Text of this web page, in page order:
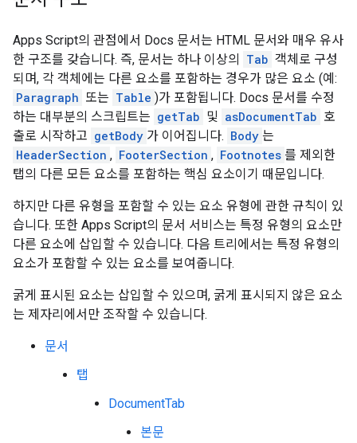
Apps Script의 관점에서 Docs 문서는 HTML 문서와 매우 유사
한 구조를 갖습니다. 즉, 문서는 하나 이상의
Tab 객체로 구성
되며, 각 객체에는 다른 요소를 포함하는 경우가 많은 요소 (예:
Paragraph 또는 Table )가 포함됩니다. Docs 문서를 수정
하는 대부분의 스크립트는 getTab 및 asDocumentTab 호
출로 시작하고 getBody 가 이어집니다. Body 는
HeaderSection , FooterSection , Footnotes 를 제외한
탭의 다른 모든 요소를 포함하는 핵심 요소이기 때문입니다.
하지만 다른 유형을 포함할 수 있는 요소 유형에 관한 규칙이 있
습니다. 또한 Apps Script의 문서 서비스는 특정 유형의 요소만
다른 요소에 삽입할 수 있습니다. 다음 트리에서는 특정 유형의
요소가 포함할 수 있는 요소를 보여줍니다.
굵게 표시된 요소는 삽입할 수 있으며, 굵게 표시되지 않은 요소
는 제자리에서만 조작할 수 있습니다.
문서
탭
DocumentTab
본문